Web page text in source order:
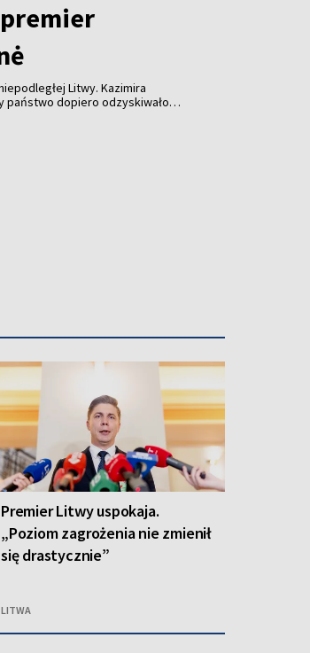
Litwy. Kazimira
państwo dopiero odzyskiwało
Premier Litwy uspokaja.
„Poziom zagrożenia nie zmienił
się drastycznie”
LITWA